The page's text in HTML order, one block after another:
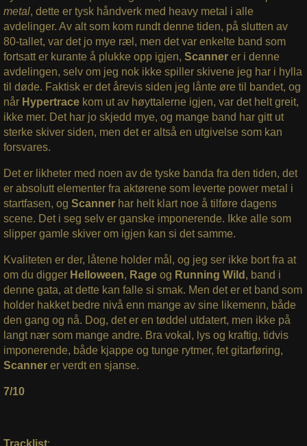
metal, dette er tysk håndverk med heavy metal i alle
avdelinger. Av alt som kom rundt denne tiden, på slutten av
80-tallet, var det jo mye ræl, men det var enkelte band som
fortsatt er kurante å plukke opp igjen, Scanner er i denne
avdelingen, selv om jeg nok ikke spiller skivene jeg har i hylla
til døde. Faktisk er det årevis siden jeg lånte øre til bandet, og
når Hypertracekom ut av høyttalerne igjen, var det helt greit,
ikke mer. Det har jo skjedd mye, og mange band har gitt ut
sterke skiver siden, men det er altså en utgivelse som kan
forsvares.
Det er likheter med noen av de tyske banda fra den tiden, det
er absolutt elementer fra aktørene som leverte power metal i
startfasen, og Scanner har helt klart noe å tilføre dagens
scene. Det i seg selv er ganske imponerende. Ikke alle som
slipper gamle skiver om igjen kan si det samme.
Kvaliteten er der, låtene holder mål, og jeg ser ikke bort fra at
om du digger Helloween, Rageog Running Wild , band i
denne gata, at dette kan falle si smak. Men det er et band som
holder hakket bedre nivå enn mange av sine likemenn, både
den gang og nå. Dog, det er en tøddel utdatert, men ikke på
langt nær som mange andre. Bra vokal, lys og kraftig, tidvis
imponerende, både kjappe og tunge rytmer, fet gitarføring,
Scannerer verdt en sjanse.
7/10
Tracklist: